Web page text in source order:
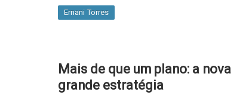
Ernani Torres
Mais de que um plano: a nova
grande estratégia